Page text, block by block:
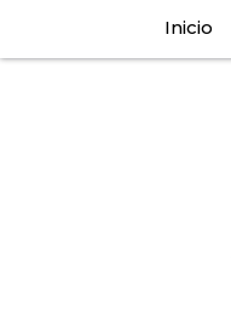
Inicio